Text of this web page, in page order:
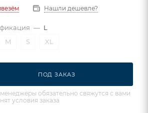
Нашли дешевле?
— L
M S XL
ПОД ЗАКАЗ
обязательно свяжутся с вами
условия заказа